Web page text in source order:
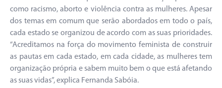
como racismo, aborto e violência contra as mulheres. Apesar
dos temas em comum que serão abordados em todo o país,
cada estado se organizou de acordo com as suas prioridades.
“Acreditamos na força do movimento feminista de construir
as pautas em cada estado, em cada cidade, as mulheres tem
organização própria e sabem muito bem o que está afetando
as suas vidas”, explica Fernanda Sabóia.